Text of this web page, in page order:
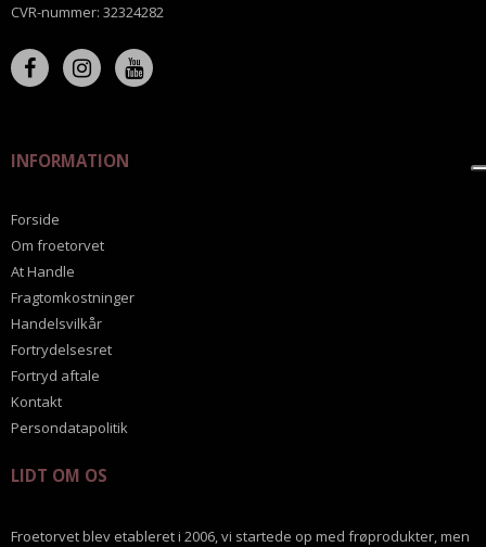
CVR-nummer: 32324282
INFORMATION
Forside
Om froetorvet
At Handle
Fragtomkostninger
Handelsvilkår
Fortrydelsesret
Fortryd aftale
Kontakt
Persondatapolitik
LIDT OM OS
Froetorvet blev etableret i 2006, vi startede op med frøprodukter, men